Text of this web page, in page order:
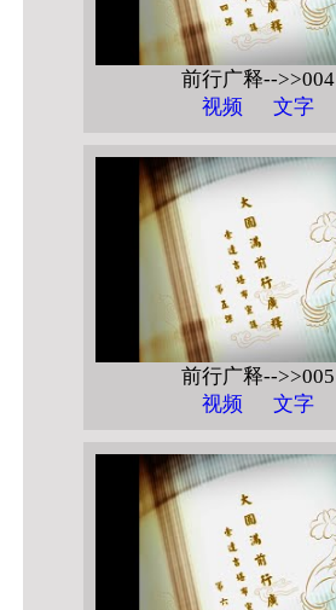
前行广释-->>004
视频
文字
前行广释-->>005
视频
文字